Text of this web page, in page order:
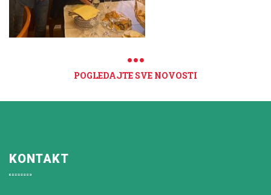
POGLEDAJTE SVE NOVOSTI
KONTAKT